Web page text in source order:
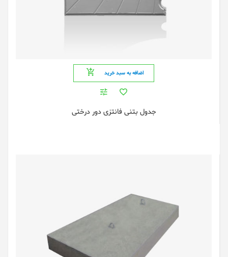
اضافه به سبد خرید
جدول بتنی فانتزی دور درختی